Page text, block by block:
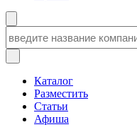
Каталог
Разместить
Статьи
Афиша